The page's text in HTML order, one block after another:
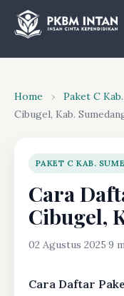
Home › Paket C
Cibugel, Kab.
PAKET C KAB.
Cara
Cibugel,
02 Agustus 2025·9
Cara Daftar